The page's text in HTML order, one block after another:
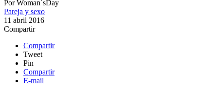
PorWoman´sDay
Pareja y sexo
11 abril 2016
Compartir
Compartir
Tweet
Pin
Compartir
E-mail